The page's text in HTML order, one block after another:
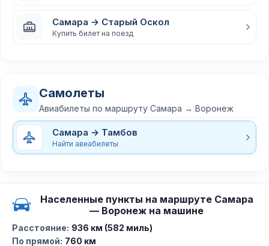
Самара → Старый Оскол
Купить билет на поезд
Самолеты
Авиабилеты по маршруту Самара → Воронеж
Самара → Тамбов
Найти авиабилеты
Населенные пункты на маршруте Самара
— Воронеж на машине
Расстояние: 936 км (582 миль)
По прямой: 760 км